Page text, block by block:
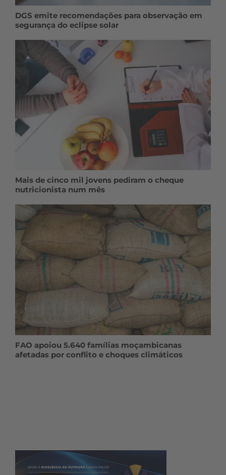
DGS emite recomendações para observação em
segurança do eclipse solar
Mais de cinco mil jovens pediram o cheque
nutricionista num mês
FAO apoiou 5.640 famílias moçambicanas
afetadas por conflito e choques climáticos